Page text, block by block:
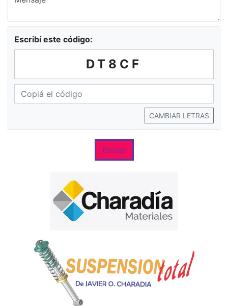
Escribí este código:
DT8CF
CAMBIAR LETRAS